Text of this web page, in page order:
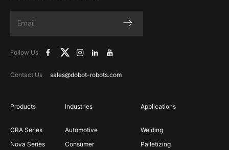
Follow Us
Contact Us sales@dobot-robots.com
Products
CRA Series
Nova Series
Industries
Automotive
Consumer
Applications
Welding
Palletizing